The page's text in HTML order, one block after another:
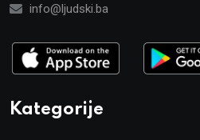
info@ljudski.ba
Kategorije